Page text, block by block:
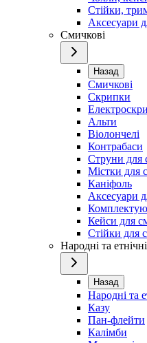
Стійки,
Аксесуари
Смичкові
Назад
Смичкові
Скрипки
Альти
Віолончелі
Контрабаси
Струни для
Містки для
Каніфоль
Аксесуари
Кейси для
Стійки для
Народні та етнічні
Назад
Народні та
Казу
Пан-флейти
Калімби